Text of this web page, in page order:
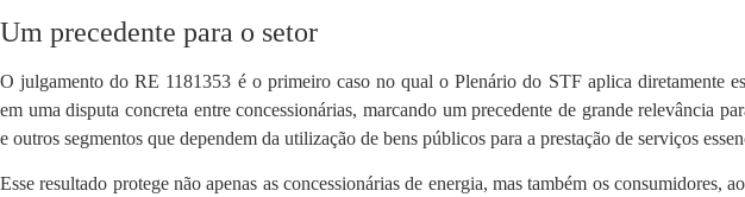
Um precedente para o setor
O julgamento do RE 1181353 é o primeiro caso no qual o Plenário do STF aplica diretamente
em uma disputa concreta entre concessionárias, marcando um precedente de grande relevância
e outros segmentos que dependem da utilização de bens públicos para a prestação de serviços
Esse resultado protege não apenas as concessionárias de energia, mas também os consumidores,